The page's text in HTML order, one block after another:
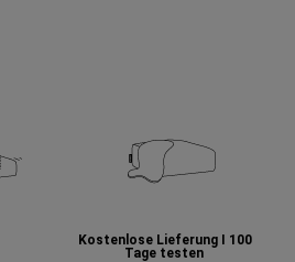
Kostenlose Lieferung I 100
Tage testen